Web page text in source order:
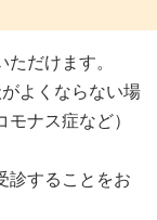
だけます。
よくならない場
ナス症など）
診することをお